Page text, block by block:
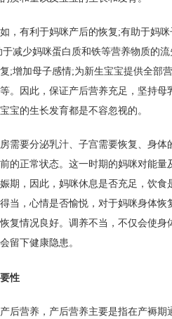
，有利于妈咪产后的恢复;有助于妈咪
于减少妈咪蛋白质和铁等营养物质的流
;增加母子感情;为新生宝宝提供全部
。因此，保证产后营养充足，坚持母
宝的生长发育都是不容忽视的。
需要分泌乳汁、子宫需要恢复、身体
的正常状态。这一时期的妈咪对能量
期，因此，妈咪休息是否充足，饮食
当，心情是否愉悦，对于妈咪身体恢
复情况良好。调养不当，不仅会使身
留下健康隐患。
性
后营养，产后营养主要是指在产褥期